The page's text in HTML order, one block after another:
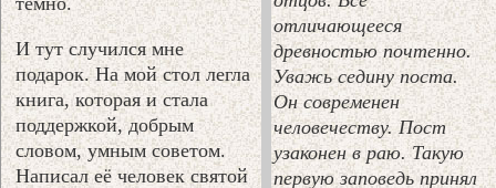
отличающееся
древностью почтенно.
Уважь седину поста.
Он современен
человечеству. Пост
узаконен в раю. Такую
первую заповедь принял
И тут случился мне
подарок. На мой стол легла
книга, которая и стала
поддержкой, добрым
словом, умным советом.
Написал её человек святой